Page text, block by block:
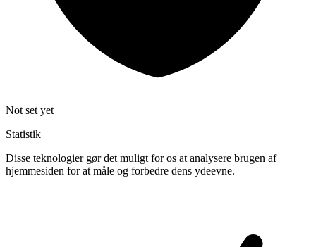
Not set yet
Statistik
Disse teknologier gør det muligt for os at analysere brugen af
hjemmesiden for at måle og forbedre dens ydeevne.